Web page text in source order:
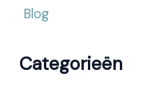
Blog
Categorieën